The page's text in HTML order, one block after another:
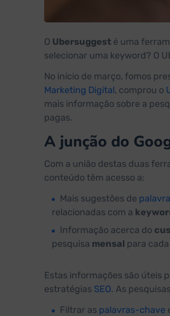
O Ubersuggest é uma
selecionar uma keyword? O
No início de março, fomos
Marketing Digital, comprou o
mais informação sobre a
pagas.
A junção do
Com a união destas duas
conteúdo têm acesso a:
Mais sugestões de
relacionadas com a
Informação acerca do
pesquisa mensal para
Estas informações são úteis
estratégias SEO. As
Filtrar as palavras-chave